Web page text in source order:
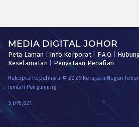
MEDIA DIGITAL JOHOR
Peta Laman Info Korporat| F.A.Q
Keselamatan
Penyataan Penafian
Hakcipta Terpelihara © 2026 Kerajaan Negeri
Jumlah Pengunjung:
3,095,621